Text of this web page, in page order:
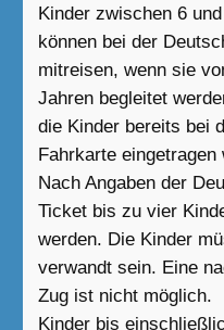
Kinder zwischen 6
können bei der
mitreisen, wenn sie
Jahren begleitet
die Kinder bereits bei
Fahrkarte eingetragen
Nach Angaben der
Ticket bis zu vier
werden. Die Kinder
verwandt sein. Eine
Zug ist nicht möglich.
Kinder bis